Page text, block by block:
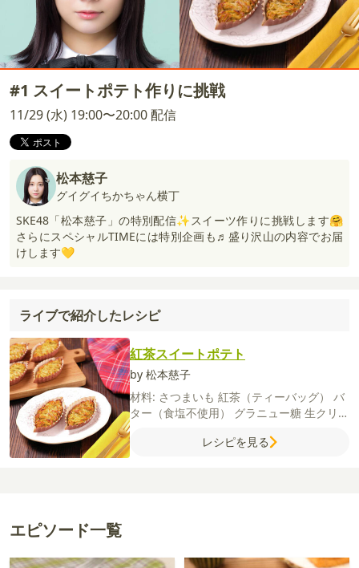
#1 スイートポテト作りに挑戦
11/29 (水) 19:00〜20:00 配信
松本慈子
グイグイちかちゃん横丁
SKE48「松本慈子」の特別配信✨スイーツ作りに挑戦します🤗
さらにスペシャルTIMEには特別企画も♬盛り沢山の内容でお届
けします💛
ライブで紹介したレシピ
紅茶スイートポテト
by 松本慈子
材料: さつまいも 紅茶（ティーバッグ） バ
ター（食塩不使用） グラニュー糖 生クリー
レシピを見る
エピソード一覧